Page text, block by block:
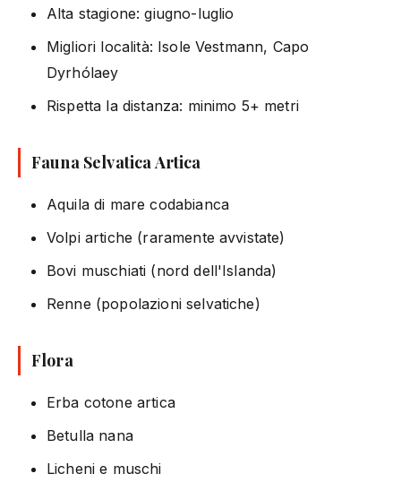
Alta stagione: giugno-luglio
Migliori località: Isole Vestmann, Capo
Dyrhólaey
Rispetta la distanza: minimo 5+ metri
Fauna Selvatica Artica
Aquila di mare codabianca
Volpi artiche (raramente avvistate)
Bovi muschiati (nord dell'Islanda)
Renne (popolazioni selvatiche)
Flora
Erba cotone artica
Betulla nana
Licheni e muschi